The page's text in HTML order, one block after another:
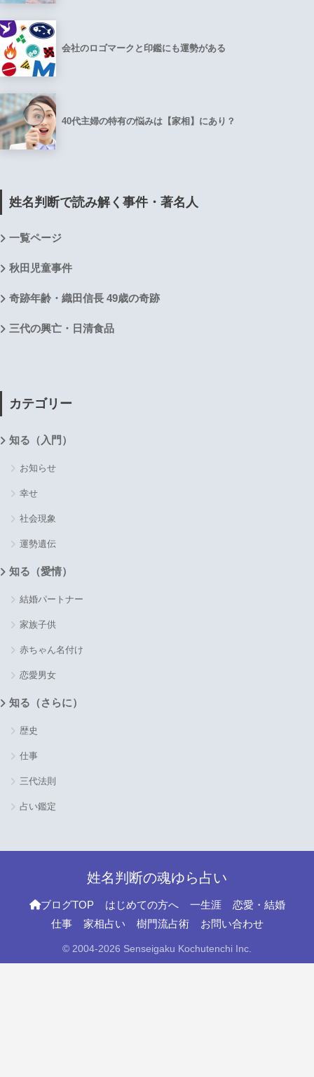
会社のロゴマークと印鑑にも運勢がある
40代主婦の特有の悩みは【家相】にあり？
姓名判断で読み解く事件・著名人
一覧ページ
秋田児童事件
奇跡年齢・織田信長 49歳の奇跡
三代の興亡・日清食品
カテゴリー
知る（入門）
お知らせ
幸せ
社会現象
運勢遺伝
知る（愛情）
結婚パートナー
家族子供
赤ちゃん名付け
恋愛男女
知る（さらに）
歴史
仕事
三代法則
占い鑑定
姓名判断の魂ゆら占い
ブログTOP はじめての方へ 一生涯
恋愛・結婚
仕事
家相占い 樹門流占術 お問い合わせ
© 2004-2026 Senseigaku Kochutenchi Inc.